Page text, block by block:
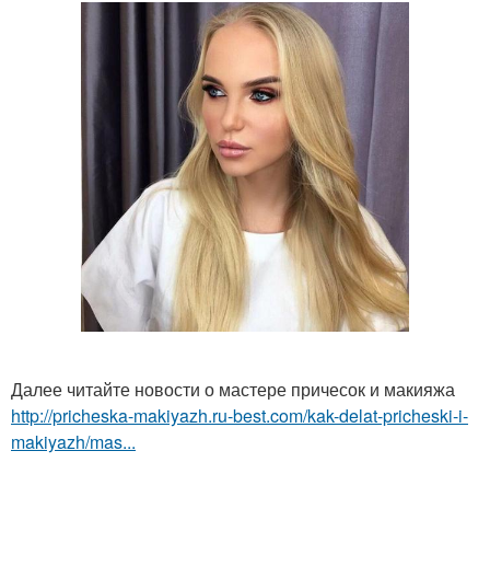
Далее читайте новости о мастере причесок и макияжа
http://pricheska-makiyazh.ru-best.com/kak-delat-pricheski-i-
makiyazh/mas...